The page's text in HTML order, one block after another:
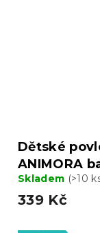
Dětské
ANIMORA
Skladem (>10
339 Kč